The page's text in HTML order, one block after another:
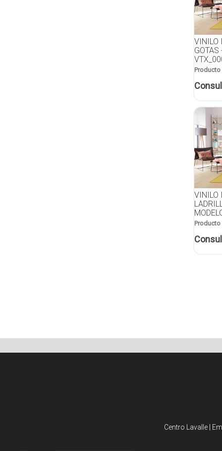
VINILO
VINILO
Centro Lavalle |